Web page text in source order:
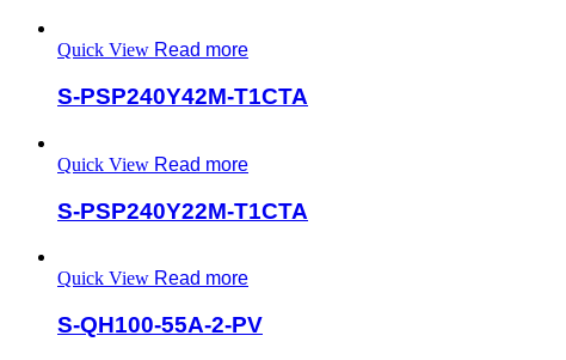
Quick View Read more
S-PSP240Y42M-T1CTA
Quick View Read more
S-PSP240Y22M-T1CTA
Quick View Read more
S-QH100-55A-2-PV